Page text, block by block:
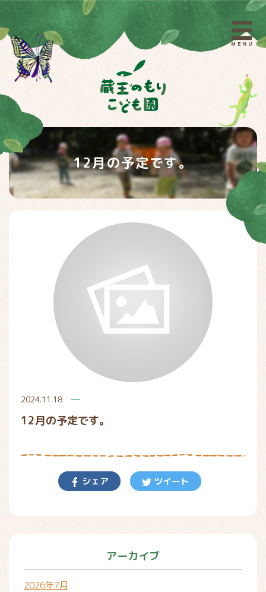
12月の予定です。
2024.11.18
12月の予定です。
シェア ツイート
アーカイブ
2026年7月